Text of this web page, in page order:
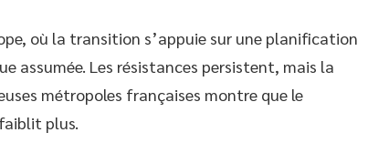
où la transition s’appuie sur une planification
assumée. Les résistances persistent, mais la
métropoles françaises montre que le
plus.